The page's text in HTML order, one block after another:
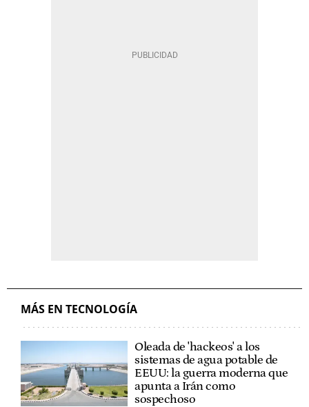
MÁS EN TECNOLOGÍA
Oleada de 'hackeos' a los
sistemas de agua potable de
EEUU: la guerra moderna que
apunta a Irán como
sospechoso